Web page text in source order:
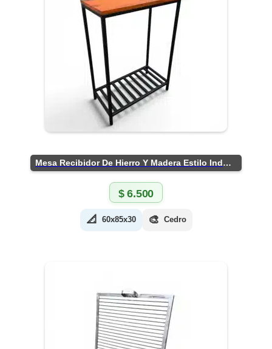
Mesa Recibidor De Hierro Y Madera Estilo Industrial
$6.500
📐 60x85x30 🎨 Cedro